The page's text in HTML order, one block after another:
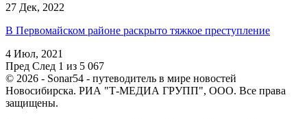
27 Дек, 2022
В Первомайском районе раскрыто тяжкое преступление
4 Июл, 2021
Пред След 1 из 5 067
© 2026 - Sonar54 - путеводитель в мире новостей
Новосибирска. РИА "Т-МЕДИА ГРУПП", ООО. Все права
защищены.